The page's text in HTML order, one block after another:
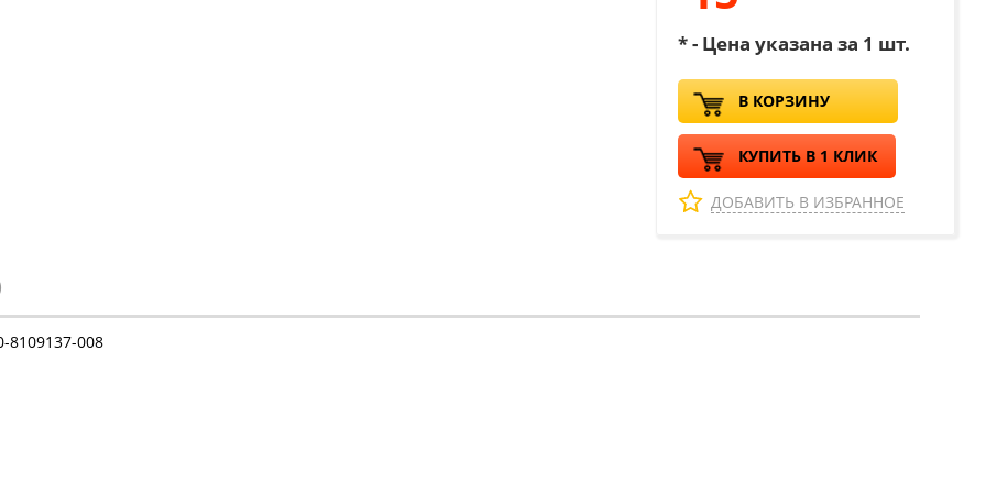
* - Цена указана за 1 шт.
В КОРЗИНУ
КУПИТЬ В 1 КЛИК
ДОБАВИТЬ В ИЗБРАННОЕ
8109137-008